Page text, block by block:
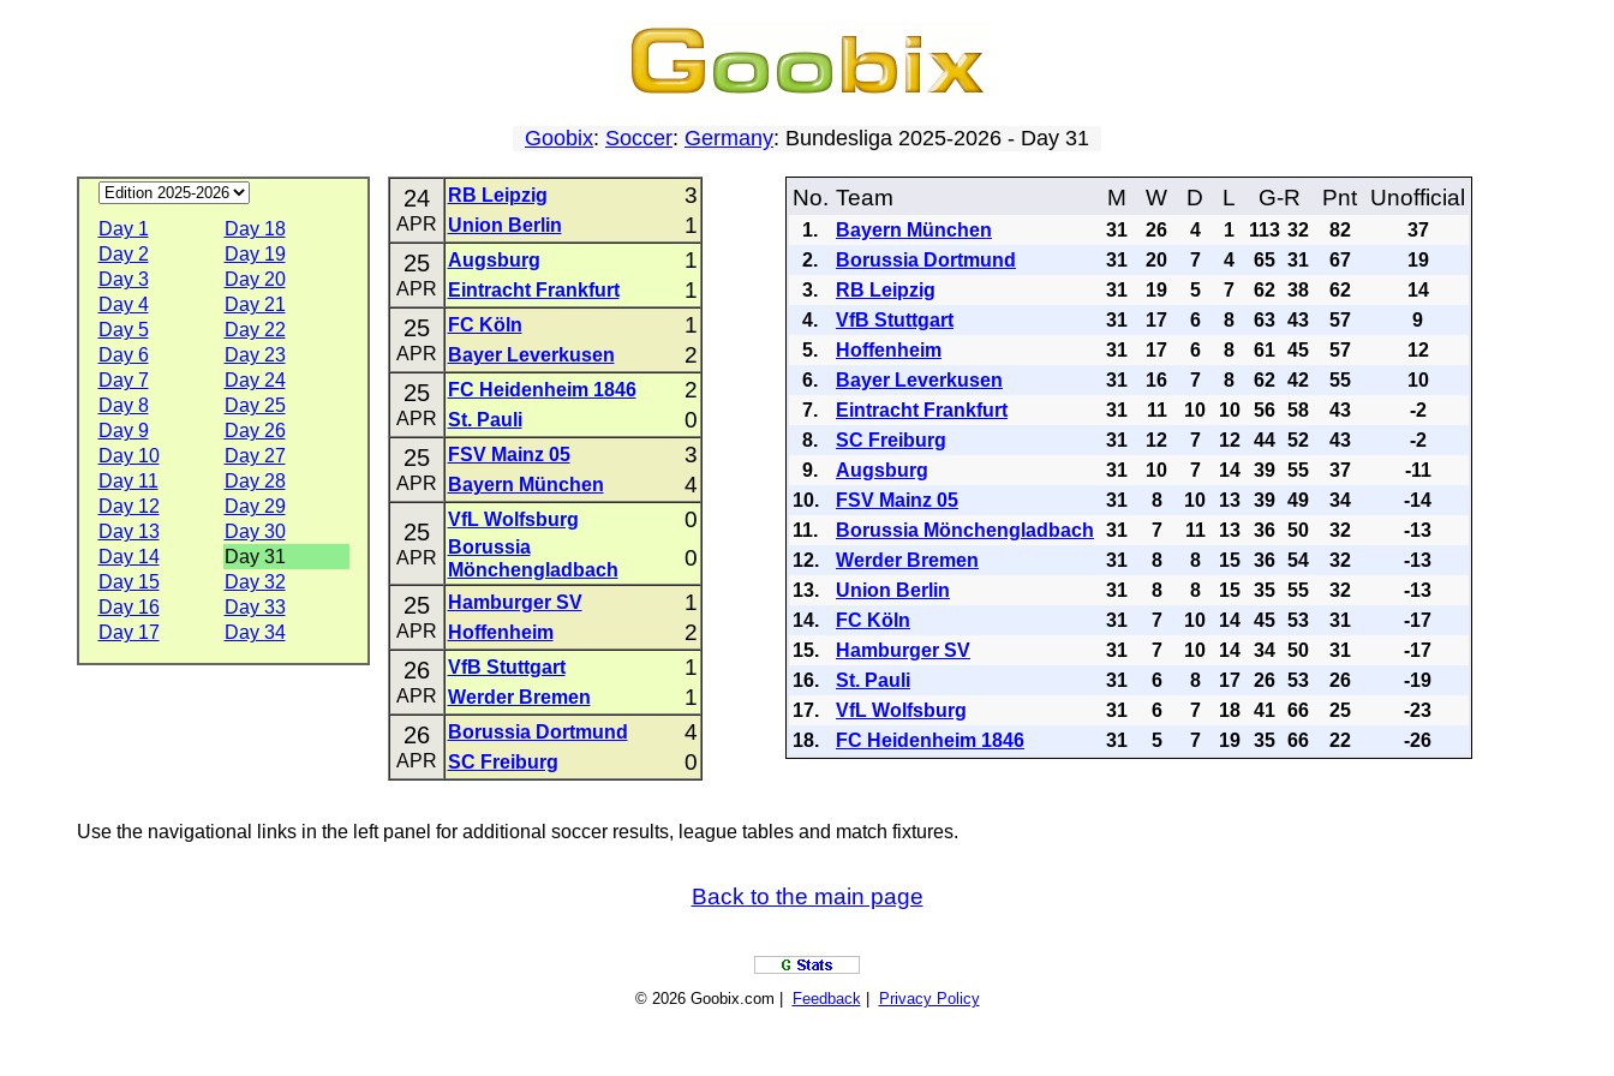
Goobix: Soccer: Germany: Bundesliga 2025-2026 - Day 31
Day 1
Day 18
Day 2
Day 19
Day 3
Day 20
Day 4
Day 21
Day 5
Day 22
Day 6
Day 23
Day 7
Day 24
Day 8
Day 25
Day 9
Day 26
Day 10
Day 27
Day 11
Day 28
Day 12
Day 29
Day 13
Day 30
Day 14
Day 31
Day 15
Day 32
Day 16
Day 33
Day 17
Day 34
24
APR
RB Leipzig 3
Union Berlin 1
25
APR
Augsburg 1
Eintracht Frankfurt 1
25
APR
FC Köln 1
Bayer Leverkusen 2
25
APR
FC Heidenheim 1846 2
St. Pauli 0
25
APR
FSV Mainz 05 3
Bayern München 4
25
APR
VfL Wolfsburg 0
Borussia
Mönchengladbach
0
25
APR
Hamburger SV 1
Hoffenheim 2
26
APR
VfB Stuttgart 1
Werder Bremen 1
26
APR
Borussia Dortmund 4
SC Freiburg 0
No. Team M W D L G-R Pnt Unofficial
1. Bayern München 31 26 4 1 113 32 82
37
2.
Borussia Dortmund 31 20 7 4 65 31 67
19
3.
RB Leipzig 31 19 5 7 62 38 62
14
4.
VfB Stuttgart 31 17 6 8 63 43 57
9
5.
Hoffenheim 31 17 6 8 61 45 57
12
6.
Bayer Leverkusen 31 16 7 8 62 42 55
10
7.
Eintracht Frankfurt 31 11 10 10 56 58 43
-2
8.
SC Freiburg 31 12 7 12 44 52 43
-2
9.
Augsburg 31 10 7 14 39 55 37
-11
10.
FSV Mainz 05 31 8 10 13 39 49 34
-14
11.
Borussia Mönchengladbach 31 7 11 13 36 50 32
-13
12.
Werder Bremen 31 8 8 15 36 54 32
-13
13.
Union Berlin 31 8 8 15 35 55 32
-13
14.
FC Köln 31 7 10 14 45 53 31
-17
15.
Hamburger SV 31 7 10 14 34 50 31
-17
16.
St. Pauli 31 6 8 17 26 53 26
-19
17.
VfL Wolfsburg 31 6 7 18 41 66 25
-23
18.
FC Heidenheim 1846 31 5 7 19 35 66 22 -26
Use the navigational links in the left panel for additional soccer results, league tables and match fixtures.
Back to the main page
© 2026 Goobix.com | Feedback| Privacy Policy